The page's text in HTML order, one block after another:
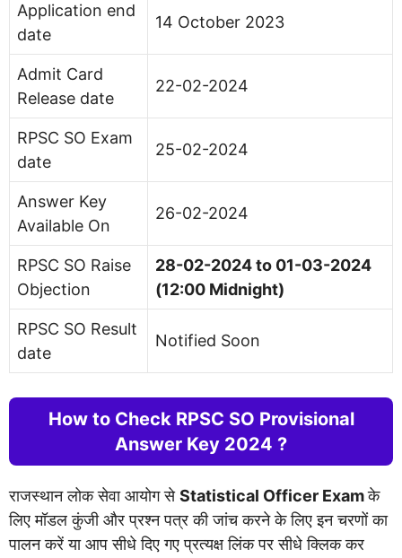
Application end
date
14 October 2023
Admit Card
Release date
22-02-2024
RPSC SO Exam
date
25-02-2024
Answer Key
Available On
26-02-2024
RPSC SO Raise
Objection
28-02-2024 to 01-03-2024
(12:00 Midnight)
RPSC SO Result
date
Notified Soon
How to Check RPSC SO Provisional
Answer Key 2024 ?
राजस्थान लोक सेवा आयोग सेStatistical Officer Examके
लिए मॉडल कुंजी और प्रश्न पत्र की जांच करने के लिए इन चरणों का
पालन करें या आप सीधे दिए गए प्रत्यक्ष लिंक पर सीधे क्लिक कर